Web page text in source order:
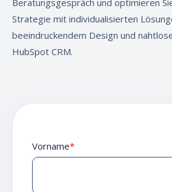
Beratungsgespräch und optimieren
Strategie mit individualisierten
beeindruckendem Design und
HubSpot CRM.
Vorname*